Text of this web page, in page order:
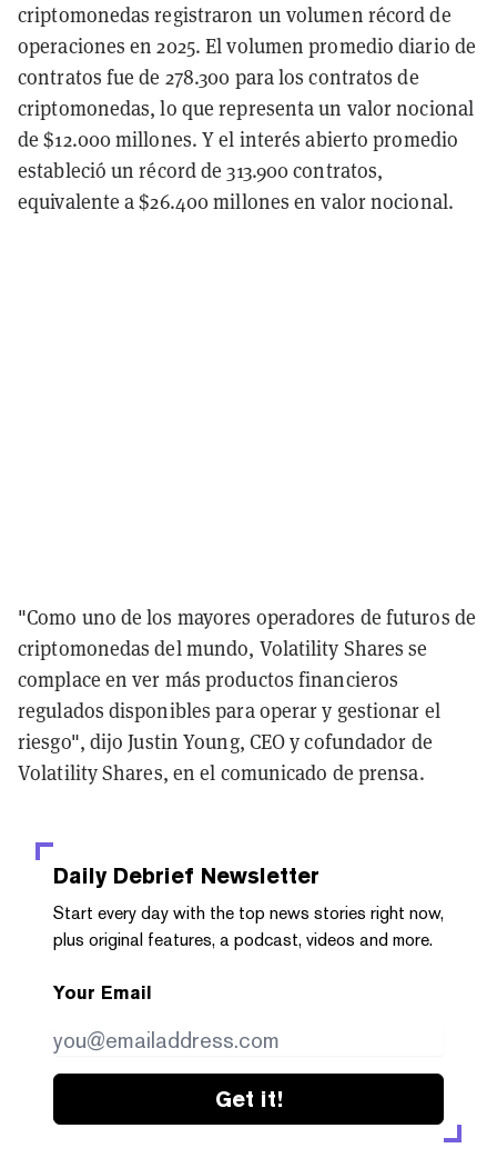
criptomonedas registraron un volumen récord de
operaciones en 2025. El volumen promedio diario de
contratos fue de 278.300 para los contratos de
criptomonedas, lo que representa un valor nocional
de $12.000 millones. Y el interés abierto promedio
estableció un récord de 313.900 contratos,
equivalente a $26.400 millones en valor nocional.
"Como uno de los mayores operadores de futuros de
criptomonedas del mundo, Volatility Shares se
complace en ver más productos financieros
regulados disponibles para operar y gestionar el
riesgo", dijo Justin Young, CEO y cofundador de
Volatility Shares, en el comunicado de prensa.
Daily Debrief Newsletter
Start every day with the top news stories right now,
plus original features, a podcast, videos and more.
Your Email
Get it!